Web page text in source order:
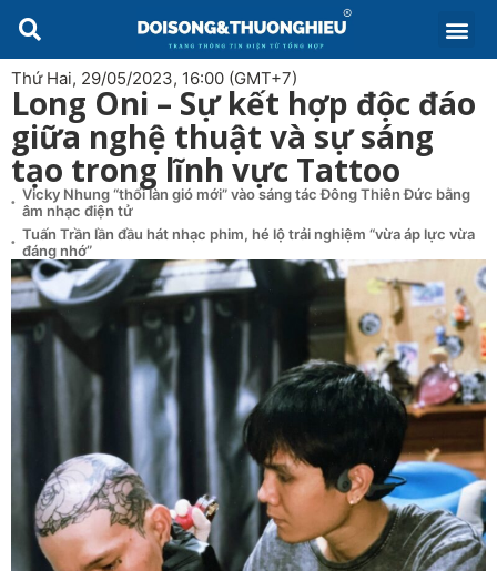
Thứ Hai, 29/05/2023, 16:00 (GMT+7)
Long Oni – Sự kết hợp độc đáo
giữa nghệ thuật và sự sáng
tạo trong lĩnh vực Tattoo
Vicky Nhung “thổi làn gió mới” vào sáng tác Đông Thiên Đức bằng
âm nhạc điện tử
Tuấn Trần lần đầu hát nhạc phim, hé lộ trải nghiệm “vừa áp lực vừa
đáng nhớ”